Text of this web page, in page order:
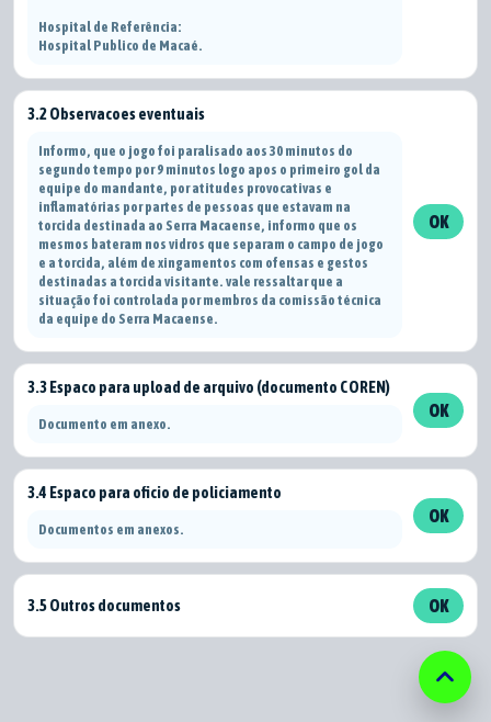
Hospital de Referência:
Hospital Publico de Macaé.
3.2 Observacoes eventuais
Informo, que o jogo foi paralisado aos 30 minutos do
segundo tempo por 9 minutos logo apos o primeiro gol da
equipe do mandante, por atitudes provocativas e
inflamatórias por partes de pessoas que estavam na
torcida destinada ao Serra Macaense, informo que os
mesmos bateram nos vidros que separam o campo de jogo
e a torcida, além de xingamentos com ofensas e gestos
destinadas a torcida visitante. vale ressaltar que a
situação foi controlada por membros da comissão técnica
da equipe do Serra Macaense.
OK
3.3 Espaco para upload de arquivo (documento COREN)
Documento em anexo.
OK
3.4 Espaco para oficio de policiamento
Documentos em anexos.
OK
3.5 Outros documentos OK
keyboard_arrow_up